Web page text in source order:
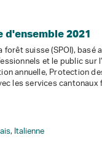
2021
suisse (SPOI), basé
et le public sur
annuelle, Protection
les services
,Italienne